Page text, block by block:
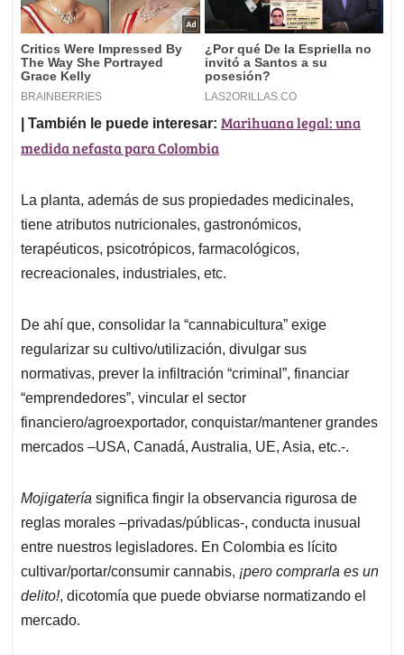
| También le puede interesar: Marihuana legal: una
medida nefasta para Colombia
La planta, además de sus propiedades medicinales,
tiene atributos nutricionales, gastronómicos,
terapéuticos, psicotrópicos, farmacológicos,
recreacionales, industriales, etc.
De ahí que, consolidar la “cannabicultura” exige
regularizar su cultivo/utilización, divulgar sus
normativas, prever la infiltración “criminal”, financiar
“emprendedores”, vincular el sector
financiero/agroexportador, conquistar/mantener grandes
mercados –USA, Canadá, Australia, UE, Asia, etc.-.
Mojigatería significa fingir la observancia rigurosa de
reglas morales –privadas/públicas-, conducta inusual
entre nuestros legisladores. En Colombia es lícito
cultivar/portar/consumir cannabis, ¡pero comprarla es un
delito!, dicotomía que puede obviarse normatizando el
mercado.